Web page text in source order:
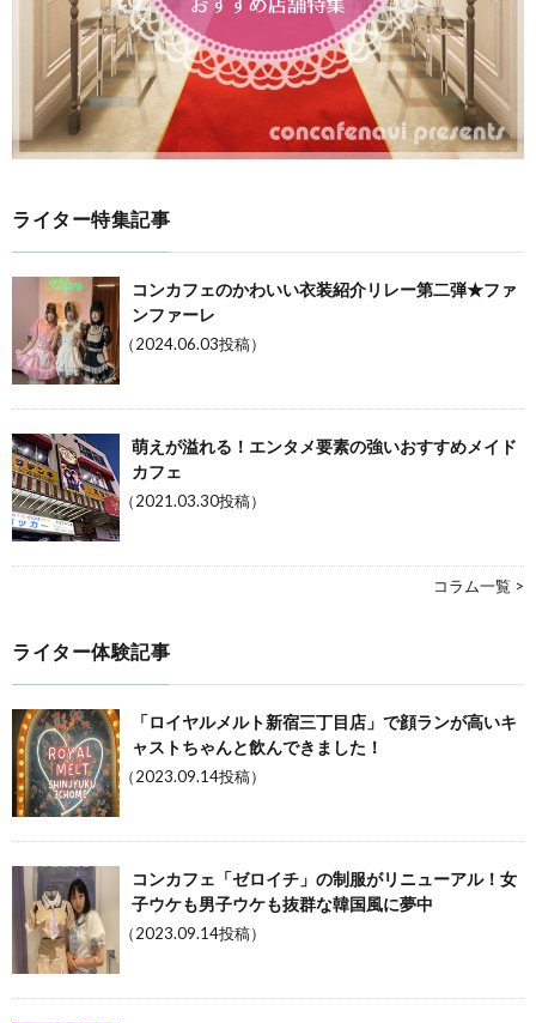
ライター特集記事
コンカフェのかわいい衣装紹介リレー第二弾★ファ
ンファーレ
（2024.06.03投稿）
萌えが溢れる！エンタメ要素の強いおすすめメイド
カフェ
（2021.03.30投稿）
コラム一覧 >
ライター体験記事
「ロイヤルメルト新宿三丁目店」で顔ランが高いキ
ャストちゃんと飲んできました！
（2023.09.14投稿）
コンカフェ「ゼロイチ」の制服がリニューアル！女
子ウケも男子ウケも抜群な韓国風に夢中
（2023.09.14投稿）